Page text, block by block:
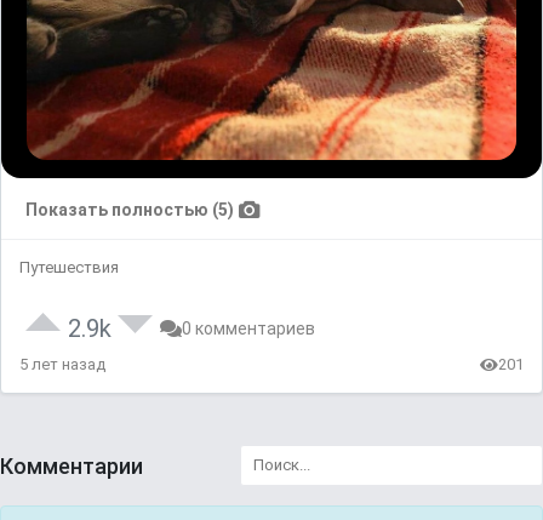
Показать полностью (5)
Путешествия
2.9k 0 комментариев
5 лет назад 201
Комментарии